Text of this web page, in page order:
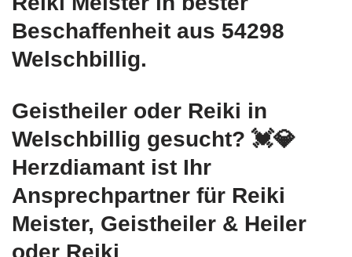
Beschaffenheit aus 54298
Welschbillig.
Geistheiler oder Reiki in
Welschbillig gesucht? 💓️💎
Herzdiamant ist Ihr
Ansprechpartner für Reiki
Meister, Geistheiler & Heiler
oder Reiki